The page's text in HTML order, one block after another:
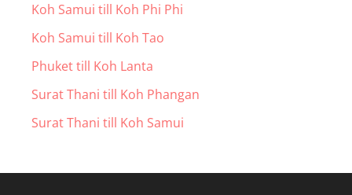
Koh Samui till Koh Phi Phi
Koh Samui till Koh Tao
Phuket till Koh Lanta
Surat Thani till Koh Phangan
Surat Thani till Koh Samui